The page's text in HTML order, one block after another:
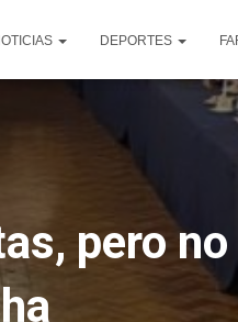
DEPORTES
pero